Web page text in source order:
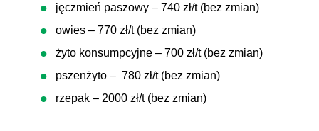
jęczmień paszowy – 740 zł/t (bez zmian)
owies – 770 zł/t (bez zmian)
żyto konsumpcyjne – 700 zł/t (bez zmian)
pszenżyto – 780 zł/t (bez zmian)
rzepak – 2000 zł/t (bez zmian)